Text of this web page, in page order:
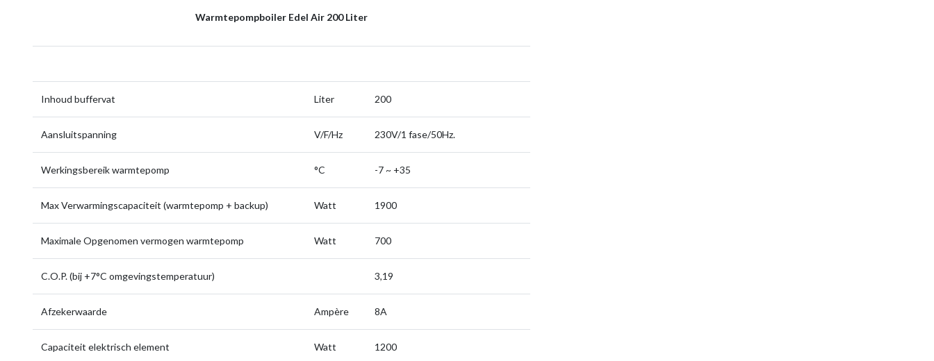
Warmtepompboiler Edel Air 200 Liter
Inhoud buffervat Liter 200
Aansluitspanning V/F/Hz 230V/1 fase/50Hz.
Werkingsbereik warmtepomp °C -7 ~ +35
Max Verwarmingscapaciteit (warmtepomp + backup) Watt 1900
Maximale Opgenomen vermogen warmtepomp Watt 700
C.O.P. (bij +7°C omgevingstemperatuur) 3,19
Afzekerwaarde Ampère 8A
Capaciteit elektrisch element Watt 1200